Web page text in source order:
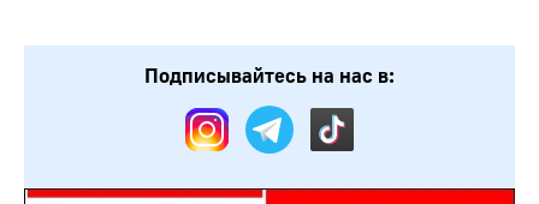
Подписывайтесь на нас в: